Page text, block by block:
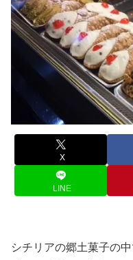
X
LINE
シチリアの郷土菓子の